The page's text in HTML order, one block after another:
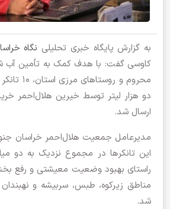
به گزارش پایگاه خبری تحلیلی نگاه
کاوسی گفت: با هدف کمک به تأمین آب
محروم و
دو هزار لیتر توسط خیرین هلال‌احمر
ارسال شد.
مدیرعامل جمعیت هلال‌احمر خراسان
این تانکرها در مجموع نزدیک به دو
راستای بهبود وضعیت معیشتی و رفع
مناطق زیرکوه، طبس، سربیشه و نهبندان
شد.